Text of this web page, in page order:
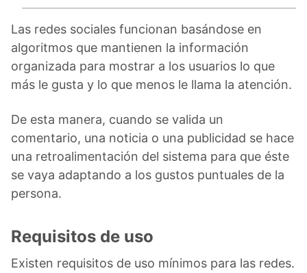
Las redes sociales funcionan basándose en
algoritmos que mantienen la información
organizada para mostrar a los usuarios lo que
más le gusta y lo que menos le llama la atención.
De esta manera, cuando se valida un
comentario, una noticia o una publicidad se hace
una retroalimentación del sistema para que éste
se vaya adaptando a los gustos puntuales de la
persona.
Requisitos de uso
Existen requisitos de uso mínimos para las redes.